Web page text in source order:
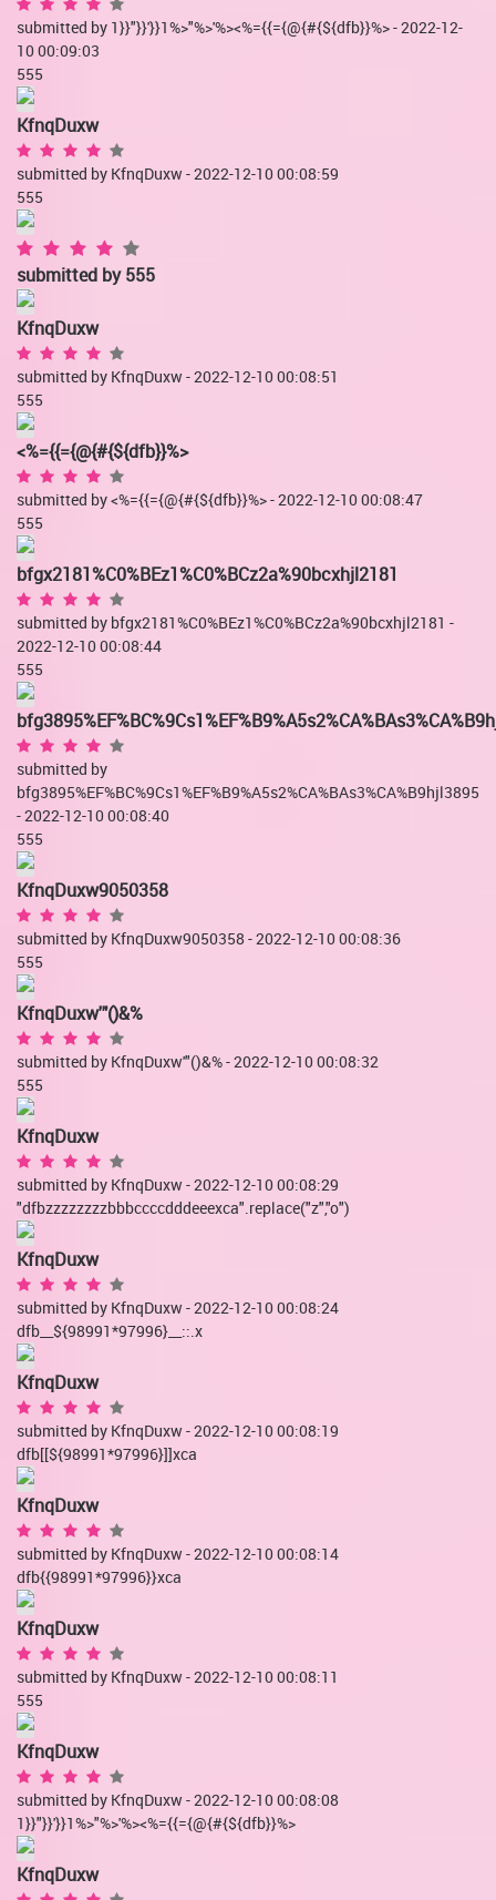
submitted by 1}}"}}'}}1%>"%>'%><%={{={@{#{${dfb}}%> - 2022-12-
10 00:09:03
555
KfnqDuxw
submitted by KfnqDuxw - 2022-12-10 00:08:59
555
submitted by555
KfnqDuxw
submitted by KfnqDuxw - 2022-12-10 00:08:51
555
<%={{={@{#{${dfb}}%>
submitted by <%={{={@{#{${dfb}}%> - 2022-12-10 00:08:47
555
bfgx2181%C0%BEz1%C0%BCz2a%90bcxhjl2181
submitted by bfgx2181%C0%BEz1%C0%BCz2a%90bcxhjl2181 -
2022-12-10 00:08:44
555
submitted by
bfg3895%EF%BC%9Cs1%EF%B9%A5s2%CA%BAs3%CA%B9hjl3895
- 2022-12-10 00:08:40
555
KfnqDuxw9050358
submitted by KfnqDuxw9050358 - 2022-12-10 00:08:36
555
KfnqDuxw'"()&%
submitted by KfnqDuxw'"()&%- 2022-12-10 00:08:32
555
KfnqDuxw
submitted by KfnqDuxw - 2022-12-10 00:08:29
"dfbzzzzzzzzbbbccccdddeeexca".replace("z","o")
KfnqDuxw
submitted by KfnqDuxw - 2022-12-10 00:08:24
dfb__${98991*97996}__::.x
KfnqDuxw
submitted by KfnqDuxw - 2022-12-10 00:08:19
dfb[[${98991*97996}]]xca
KfnqDuxw
submitted by KfnqDuxw - 2022-12-10 00:08:14
dfb{{98991*97996}}xca
KfnqDuxw
submitted by KfnqDuxw - 2022-12-10 00:08:11
555
KfnqDuxw
submitted by KfnqDuxw - 2022-12-10 00:08:08
1}}"}}'}}1%>"%>'%><%={{={@{#{${dfb}}%>
KfnqDuxw